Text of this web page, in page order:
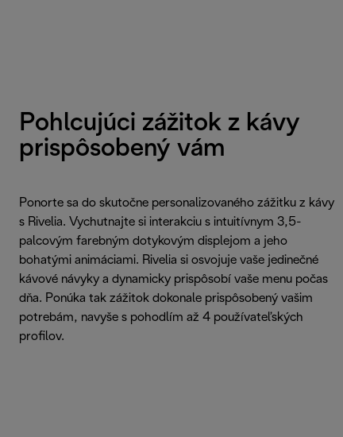
Pohlcujúci zážitok z kávy
prispôsobený vám
Ponorte sa do skutočne personalizovaného zážitku z kávy
s Rivelia. Vychutnajte si interakciu s intuitívnym 3,5-
palcovým farebným dotykovým displejom a jeho
bohatými animáciami. Rivelia si osvojuje vaše jedinečné
kávové návyky a dynamicky prispôsobí vaše menu počas
dňa. Ponúka tak zážitok dokonale prispôsobený vašim
potrebám, navyše s pohodlím až 4 používateľských
profilov.